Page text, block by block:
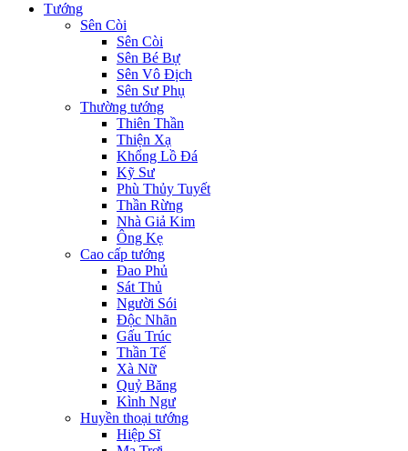
Tướng
Sên Còi
Sên Còi
Sên Bé Bự
Sên Vô Địch
Sên Sư Phụ
Thường tướng
Thiên Thần
Thiện Xạ
Khổng Lồ Đá
Kỹ Sư
Phù Thủy Tuyết
Thần Rừng
Nhà Giả Kim
Ông Kẹ
Cao cấp tướng
Đao Phủ
Sát Thủ
Người Sói
Độc Nhãn
Gấu Trúc
Thần Tế
Xà Nữ
Quỷ Băng
Kình Ngư
Huyền thoại tướng
Hiệp Sĩ